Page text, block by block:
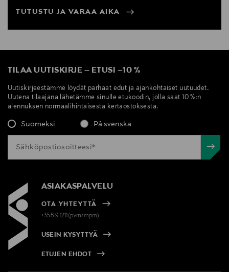
TUTUSTU JA VARAA AIKA
TILAA UUTISKIRJE – ETUSI –10 %
Uutiskirjeestämme löydät parhaat edut ja ajankohtaiset uutuudet.
Uutena tilaajana lähetämme sinulle etukoodin, jolla saat 10 %:n
alennuksen normaalihintaisesta kertaostoksesta.
Suomeksi På svenska
ASIAKASPALVELU
OTA YHTEYTTÄ
+358 9 1211(pvm/mpm)
USEIN KYSYTTYÄ
ETUJEN EHDOT